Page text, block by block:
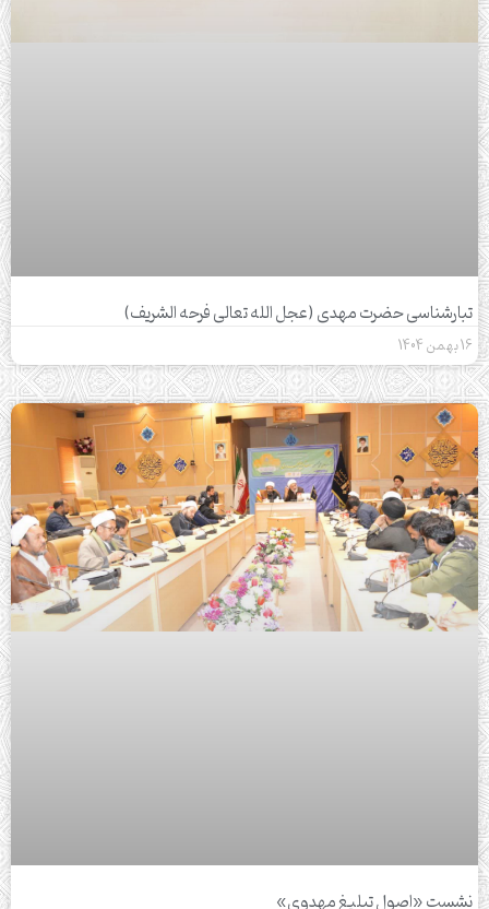
تبارشناسی حضرت مهدی (عجل الله تعالی فرحه الشریف)
16 بهمن 1404
نشست «اصول تبلیغ مهدوی»